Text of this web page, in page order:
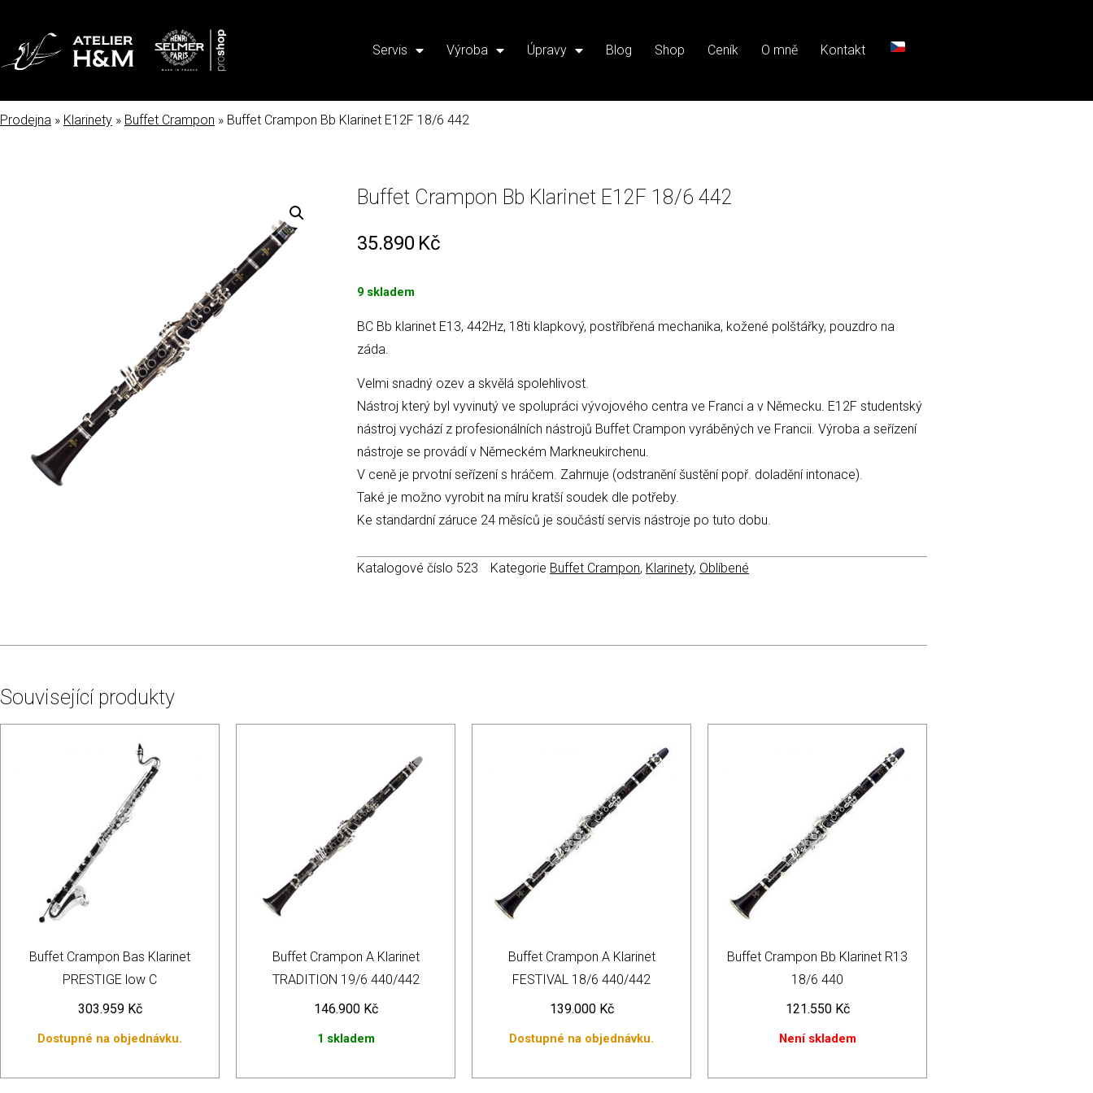
Servis Výroba Úpravy Blog Shop Ceník O mně Kontakt
Prodejna » Klarinety » Buffet Crampon » Buffet Crampon Bb Klarinet E12F 18/6 442
Buffet Crampon Bb Klarinet E12F 18/6 442
35.890 Kč
9 skladem
BC Bb klarinet E13, 442Hz, 18ti klapkový, postříbřená mechanika, kožené polštářky, pouzdro na
záda.
Velmi snadný ozev a skvělá spolehlivost.
Nástroj který byl vyvinutý ve spolupráci vývojového centra ve Franci a v Německu. E12F studentský
nástroj vychází z profesionálních nástrojů Buffet Crampon vyráběných ve Francii. Výroba a seřízení
nástroje se provádí v Německém Markneukirchenu.
V ceně je prvotní seřízení s hráčem. Zahrnuje (odstranění šustění popř. doladění intonace).
Také je možno vyrobit na míru kratší soudek dle potřeby.
Ke standardní záruce 24 měsíců je součástí servis nástroje po tuto dobu.
Katalogové číslo 523 Kategorie Buffet Crampon, Klarinety, Oblíbené
Související produkty
Buffet Crampon Bas Klarinet
PRESTIGE low C
303.959 Kč
Dostupné na objednávku.
Buffet Crampon A Klarinet
TRADITION 19/6 440/442
146.900 Kč
1 skladem
Buffet Crampon A Klarinet
FESTIVAL 18/6 440/442
139.000 Kč
Dostupné na objednávku.
Buffet Crampon Bb Klarinet R13
18/6 440
121.550 Kč
Není skladem